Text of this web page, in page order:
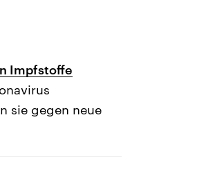
Impfstoffe
sie gegen neue